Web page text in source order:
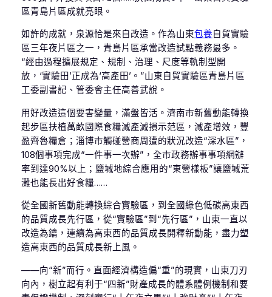
區青島片區成就亮眼。
如許的成就，泉源恰是來自改造。作為山東包養自貿實驗
區三年夜片區之一，青島片區承當改造試點義務最多。
“經由過程擴展規定、規制、治理、尺度等軌制型開
放，‘實驗田’正成為‘高產田’。”山東自貿實驗區青島片區
工委副書記、管委會主任高善武說。
用好改造這個要害變量，滿盤皆活。濟南市新舊動能轉換
起步區扶植萬畝國際食糧減產減損示范區，減產增效，豐
盈齊魯糧倉；淄博市觸碰營商周遭的狀況改造“深水區”，
108個事項完成“一件事一次辦”，全市政務辦事事項網辦
率到達90%以上；鹽堿地綜合應用的“東營樣板”讓鹽堿荒
灘也能長出好食糧……
從全國新舊動能轉換綜合實驗區，到全國綠色低碳高東西
的品質成長先行區，從“實驗區”到“先行區”，山東一直以
改造為鑰，連續為高東西的品質成長開釋新動能，盡力塑
造高東西的品質成長新上風。
——向“新”而行。直面經濟構造偏“重”的現實，山東刀刃
向內，樹立起有利于“四新”財產成長的體系體例機制和要